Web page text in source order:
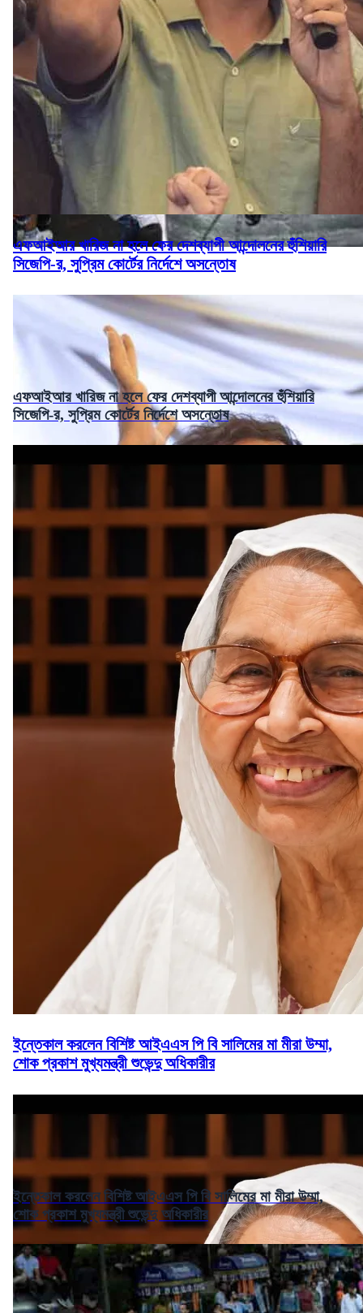
এফআইআর খারিজ না হলে ফের দেশব্যাপী আন্দোলনের হুঁশিয়ারি
সিজেপি-র, সুপ্রিম কোর্টের নির্দেশে অসন্তোষ
এফআইআর খারিজ না হলে ফের দেশব্যাপী আন্দোলনের হুঁশিয়ারি
সিজেপি-র, সুপ্রিম কোর্টের নির্দেশে অসন্তোষ
ইন্তেকাল করলেন বিশিষ্ট আইএএস পি বি সালিমের মা মীরা উম্মা,
শোক প্রকাশ মুখ্যমন্ত্রী শুভেন্দু অধিকারীর
ইন্তেকাল করলেন বিশিষ্ট আইএএস পি বি সালিমের মা মীরা উম্মা,
শোক প্রকাশ মুখ্যমন্ত্রী শুভেন্দু অধিকারীর